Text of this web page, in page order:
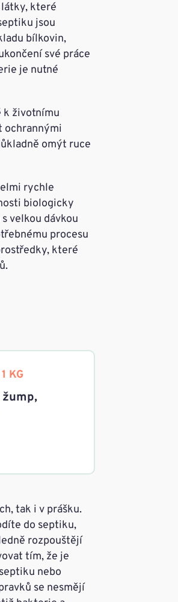
látky, které
jsou
bílkovin,
své práce
je nutné
k životnímu
ochrannými
omýt ruce
rychle
biologicky
velkou dávkou
procesu
které
KG
tak i v prášku.
do septiku,
rozpouštějí
tím, že je
nebo
se nesmějí